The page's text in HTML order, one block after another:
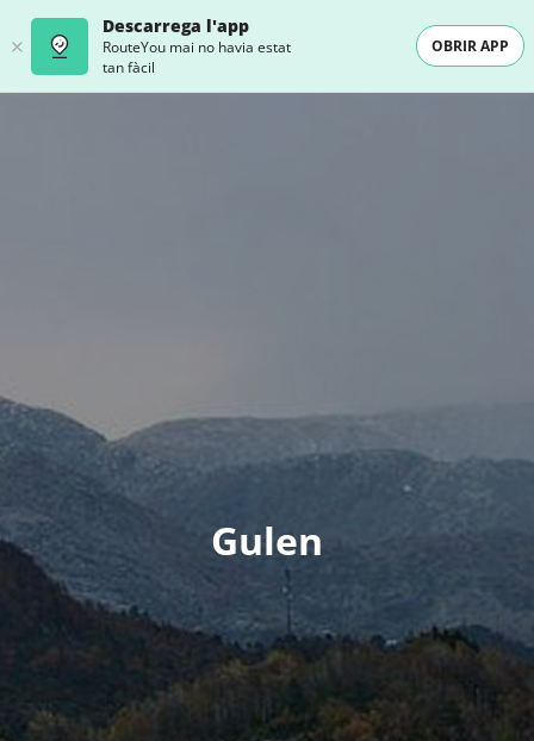
Descarrega l'app
RouteYou mai no havia estat
tan fàcil
OBRIR APP
Gulen